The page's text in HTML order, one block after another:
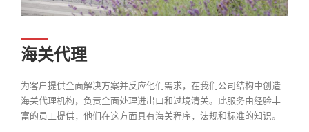
海关代理
为客户提供全面解决方案并反应他们需求，在我们公司结构中创造
海关代理机构，负责全面处理进出口和过境清关。此服务由经验丰
富的员工提供，他们在这方面具有海关程序，法规和标准的知识。